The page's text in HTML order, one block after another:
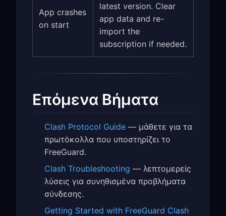
App crashes
on start
latest version. Clear
app data and re-
import the
subscription if needed.
Επόμενα Βήματα
Clash Protocol Guide — μάθετε για τα
πρωτόκολλα που υποστηρίζει το
FreeGuard.
Clash Troubleshooting — λεπτομερείς
λύσεις για συνηθισμένα προβλήματα
σύνδεσης.
Getting Started with FreeGuard Clash